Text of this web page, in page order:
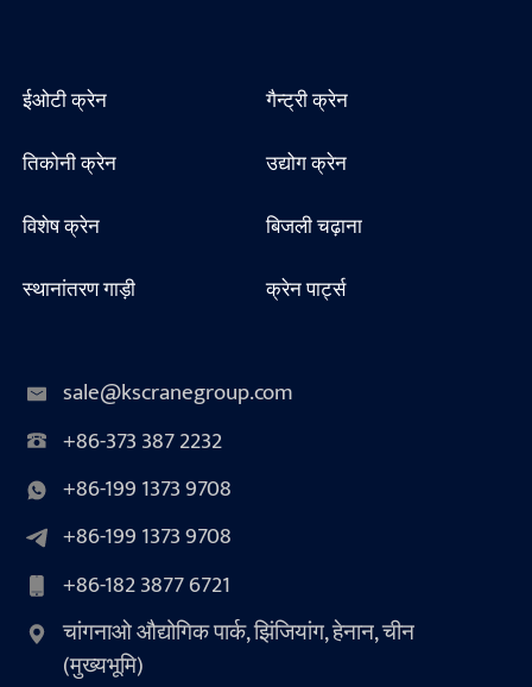
ईओटी क्रेन
गैन्ट्री क्रेन
तिकोनी क्रेन
उद्योग क्रेन
विशेष क्रेन
बिजली चढ़ाना
स्थानांतरण गाड़ी
क्रेन पार्ट्स
sale@kscranegroup.com
+86-373 387 2232
+86-199 1373 9708
+86-199 1373 9708
+86-182 3877 6721
चांगनाओ औद्योगिक पार्क, झिंजियांग, हेनान, चीन
(मुख्यभूमि)